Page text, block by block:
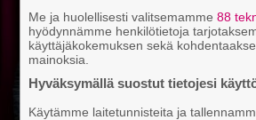
Me ja huolellisesti valitsemamme88
hyödynnämme henkilötietoja
käyttäjäkokemuksen sekä
mainoksia.
Hyväksymällä suostut tietojesi
Käytämme laitetunnisteita ja